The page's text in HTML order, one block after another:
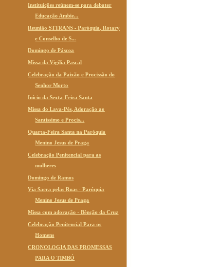
Instituições reúnem-se para debater
Educação Ambie...
Reunião STTRANS - Paróquia, Rotary
e Conselho de S...
Domingo de Páscoa
Missa da Vigília Pascal
Celebração da Paixão e Procissão do
Senhor Morto
Início da Sexta-Feira Santa
Missa do Lava-Pés, Adoração ao
Santíssimo e Procis...
Quarta-Feira Santa na Paróquia
Menino Jesus de Praga
Celebração Penitencial para as
mulheres
Domingo de Ramos
Via Sacra pelas Ruas - Paróquia
Menino Jesus de Praga
Missa com adoração - Bênção da Cruz
Celebração Penitencial Para os
Homens
CRONOLOGIA DAS PROMESSAS
PARA O TIMBÓ